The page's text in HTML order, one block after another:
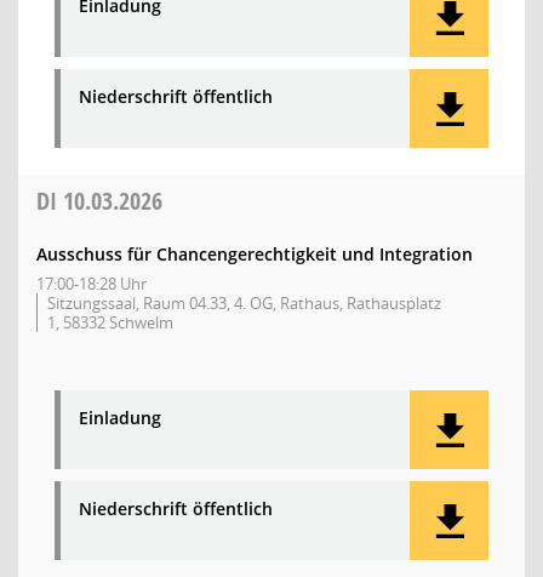
Einladung
Niederschrift öffentlich
DI 10.03.2026
Ausschuss für Chancengerechtigkeit und Integration
17:00-18:28 Uhr
Sitzungssaal, Raum 04.33, 4. OG, Rathaus, Rathausplatz
1, 58332 Schwelm
Einladung
Niederschrift öffentlich